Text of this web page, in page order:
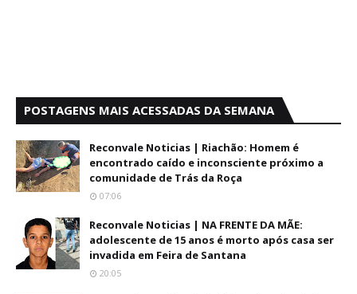
POSTAGENS MAIS ACESSADAS DA SEMANA
Reconvale Noticias | Riachão: Homem é
encontrado caído e inconsciente próximo a
comunidade de Trás da Roça
07:06
Reconvale Noticias | NA FRENTE DA MÃE:
adolescente de 15 anos é morto após casa ser
invadida em Feira de Santana
20:05